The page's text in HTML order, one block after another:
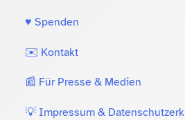
♥️ Spenden
✉️ Kontakt
📰 Für Presse & Medien
💡 Impressum &